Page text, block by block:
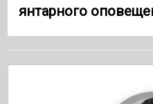
янтарного